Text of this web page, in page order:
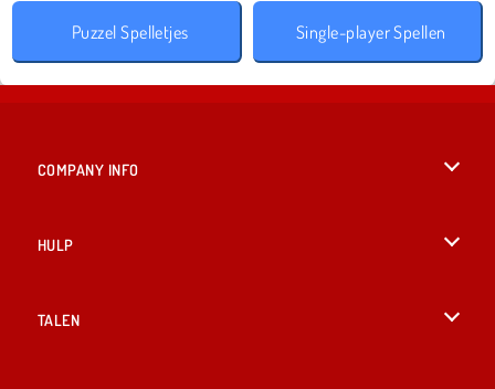
Puzzel Spelletjes Single-player Spellen
COMPANY INFO
HULP
TALEN